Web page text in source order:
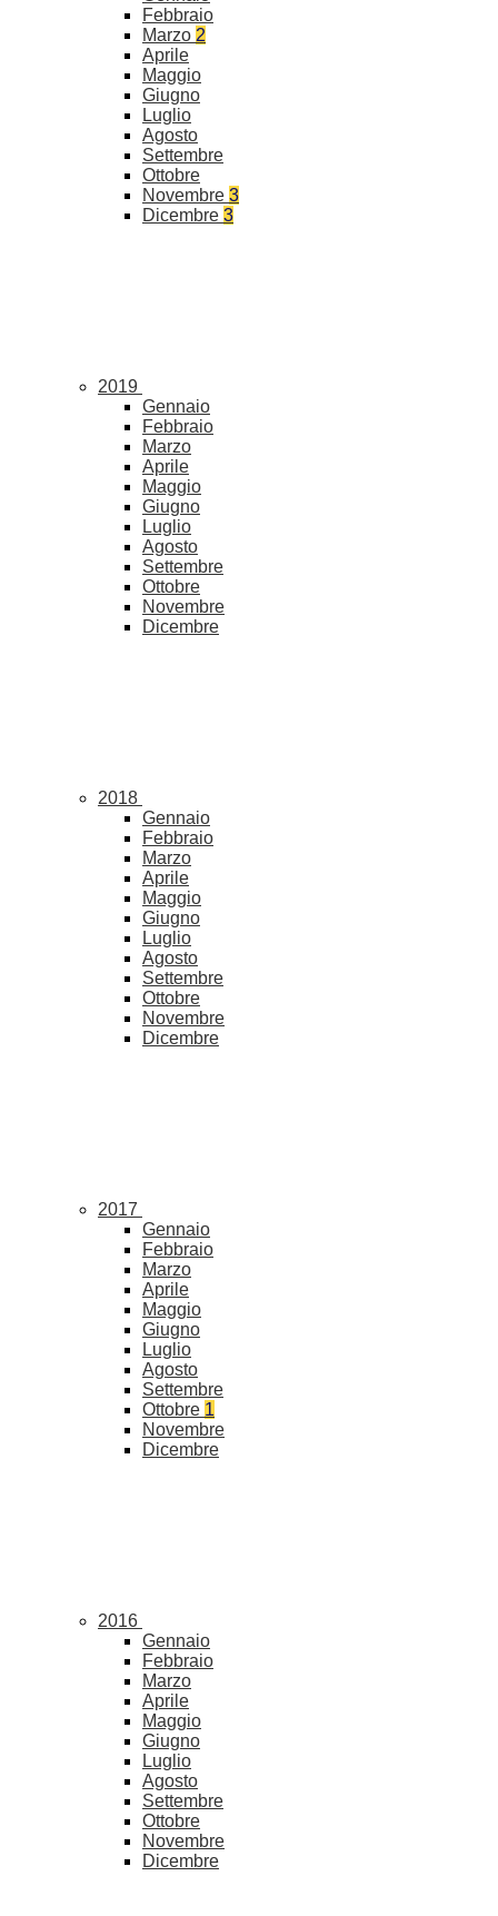
Febbraio
Marzo 2
Aprile
Maggio
Giugno
Luglio
Agosto
Settembre
Ottobre
Novembre 3
Dicembre 3
2019
Gennaio
Febbraio
Marzo
Aprile
Maggio
Giugno
Luglio
Agosto
Settembre
Ottobre
Novembre
Dicembre
2018
Gennaio
Febbraio
Marzo
Aprile
Maggio
Giugno
Luglio
Agosto
Settembre
Ottobre
Novembre
Dicembre
2017
Gennaio
Febbraio
Marzo
Aprile
Maggio
Giugno
Luglio
Agosto
Settembre
Ottobre 1
Novembre
Dicembre
2016
Gennaio
Febbraio
Marzo
Aprile
Maggio
Giugno
Luglio
Agosto
Settembre
Ottobre
Novembre
Dicembre